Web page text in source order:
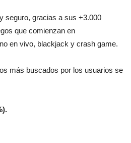
seguro, gracias a sus +3.000
que comienzan en
en vivo, blackjack y crash game.
más buscados por los usuarios se